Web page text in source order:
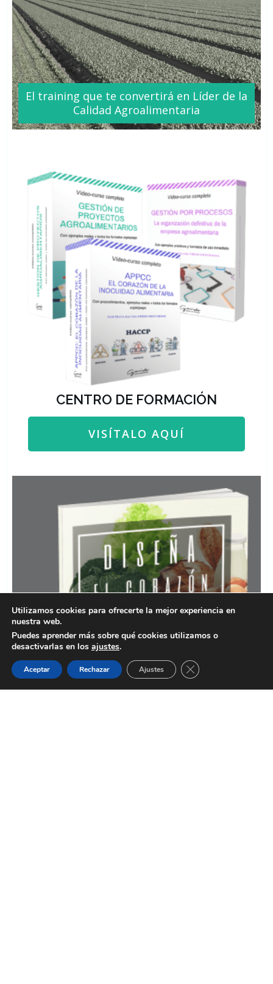
El training que te convertirá en Líder de la
Calidad Agroalimentaria
CENTRO DE FORMACIÓN
VISÍTALO AQUÍ
Utilizamos cookies para ofrecerte la mejor experiencia en
nuestra web.
Puedes aprender más sobre qué cookies utilizamos o
desactivarlas en los ajustes.
Aceptar Rechazar Ajustes Cerrar el banner de